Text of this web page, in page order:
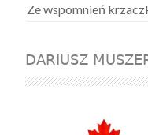
Ze wspomnień
DARIUSZ